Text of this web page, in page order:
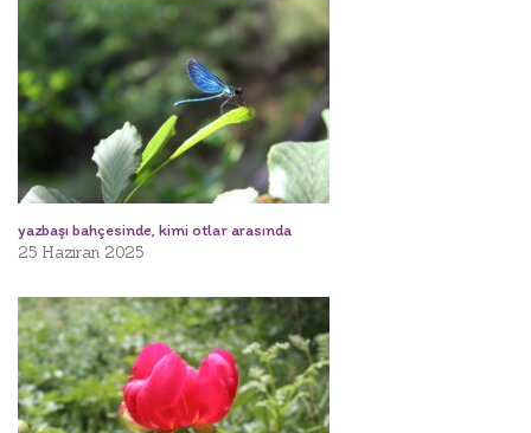
yazbaşı bahçesinde, kimi otlar arasında
25 Haziran 2025